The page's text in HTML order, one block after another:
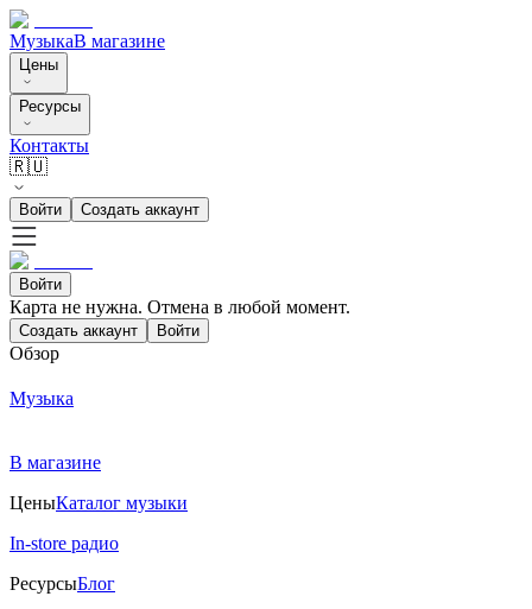
МузыкаВ магазине
Цены
Ресурсы
Контакты
🇷🇺
Войти Создать аккаунт
Войти
Карта не нужна. Отмена в любой момент.
Создать аккаунт Войти
Обзор
Музыка
В магазине
ЦеныКаталог музыки
In-store радио
РесурсыБлог